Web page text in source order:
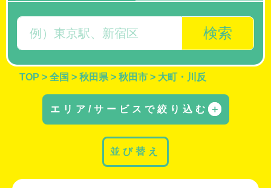
検索
TOP > 全国 > 秋田県 > 秋田市 > 大町・川反
エリア/サービスで絞り込む ＋
並び替え